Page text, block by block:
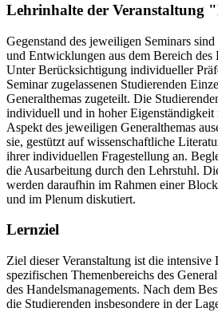
Lehrinhalte der Veranstaltung
Gegenstand des jeweiligen Seminars
und Entwicklungen aus dem Bereich des
Unter Berücksichtigung individueller
Seminar zugelassenen Studierenden
Generalthemas zugeteilt. Die
individuell und in hoher Eigenständigkeit
Aspekt des jeweiligen Generalthemas
sie, gestützt auf wissenschaftliche
ihrer individuellen Fragestellung an.
die Ausarbeitung durch den Lehrstuhl.
werden daraufhin im Rahmen einer
und im Plenum diskutiert.
Lernziel
Ziel dieser Veranstaltung ist die intensive
spezifischen Themenbereichs des
des Handelsmanagements. Nach dem
die Studierenden insbesondere in der